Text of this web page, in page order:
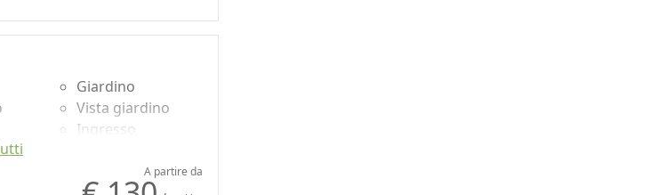
Giardino
Vista giardino
Ingresso
A partire da